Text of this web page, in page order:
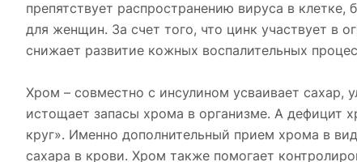
препятствует распространению вируса в
для женщин. За счет того, что цинк участвует в
снижает развитие кожных воспалительных
Хром – совместно с инсулином усваивает
истощает запасы хрома в организме. А дефицит
круг». Именно дополнительный прием хрома в
сахара в крови. Хром также помогает